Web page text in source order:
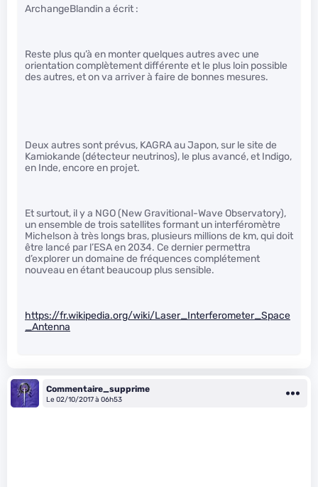
ArchangeBlandin a écrit :
Reste plus qu’à en monter quelques autres avec une
orientation complètement différente et le plus loin possible
des autres, et on va arriver à faire de bonnes mesures.
Deux autres sont prévus, KAGRA au Japon, sur le site de
Kamiokande (détecteur neutrinos), le plus avancé, et Indigo,
en Inde, encore en projet.
Et surtout, il y a NGO (New Gravitional-Wave Observatory),
un ensemble de trois satellites formant un interféromètre
Michelson à très longs bras, plusieurs millions de km, qui doit
être lancé par l’ESA en 2034. Ce dernier permettra
d’explorer un domaine de fréquences complétement
nouveau en étant beaucoup plus sensible.
https://fr.wikipedia.org/wiki/Laser_Interferometer_Space
_Antenna
Commentaire_supprime
Le 02/10/2017 à 06h53